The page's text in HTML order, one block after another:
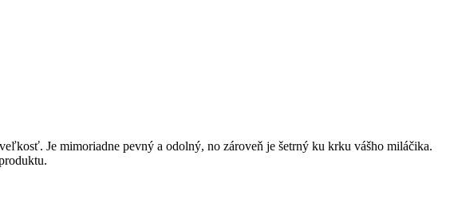
Je mimoriadne pevný a odolný, no zároveň je šetrný ku krku vášho miláčika.